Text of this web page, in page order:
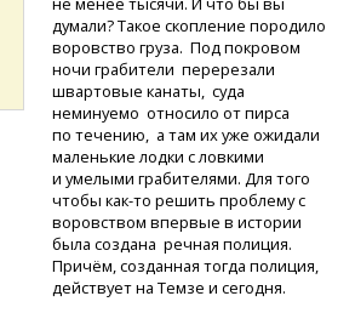
думали? Такое скопление породило
воровство груза. Под покровом
ночи грабители перерезали
швартовые канаты, суда
неминуемо относило от пирса
по течению, а там их уже ожидали
маленькие лодки с ловкими
и умелыми грабителями. Для того
чтобыкак-то решить проблему с
воровством впервые в истории
была создана речная полиция.
Причём, созданная тогда полиция,
действует на Темзе и сегодня.